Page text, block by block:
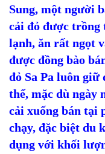
Sung, một người
cải đỏ được trồng
lạnh, ăn rất ngọt
được đồng bào
đỏ Sa Pa luôn giữ
thế, mặc dù ngày
cải xuống bán tại
chạy, đặc biệt du
dụng với khối